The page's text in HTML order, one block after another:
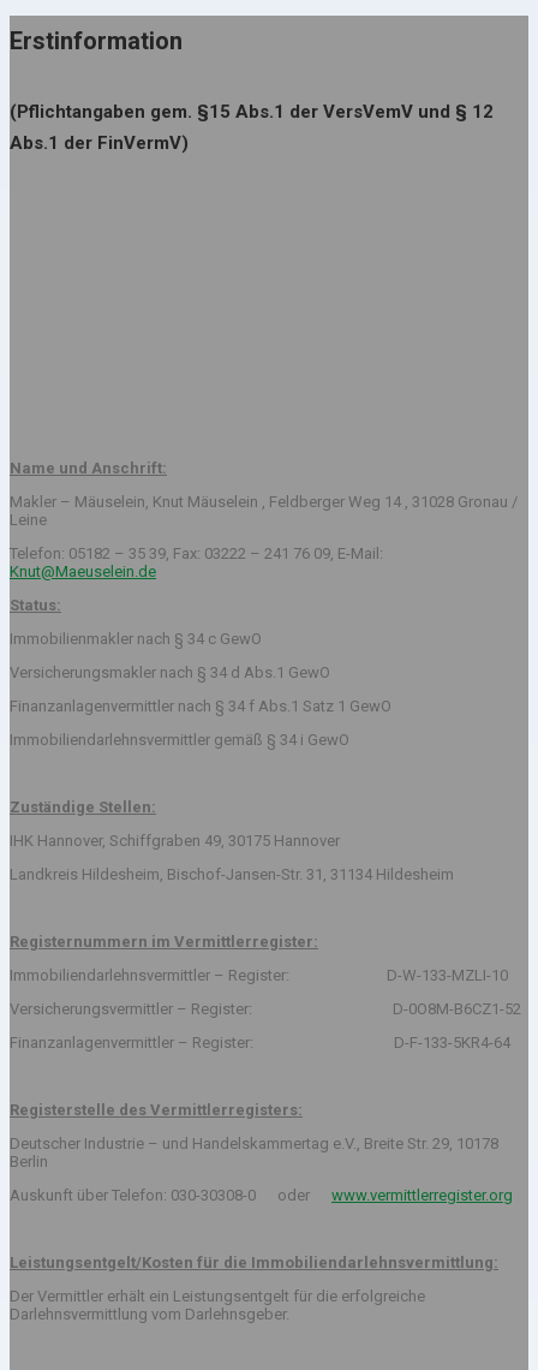
Erstinformation
(Pflichtangaben gem. §15 Abs.1 der VersVemV und § 12
Abs.1 der FinVermV)
Name und Anschrift:
Makler – Mäuselein, Knut Mäuselein , Feldberger Weg 14 , 31028 Gronau /
Leine
Telefon: 05182 – 35 39, Fax: 03222 – 241 76 09, E-Mail:
Knut@Maeuselein.de
Status:
Immobilienmakler nach § 34 c GewO
Versicherungsmakler nach § 34 d Abs.1 GewO
Finanzanlagenvermittler nach § 34 f Abs.1 Satz 1 GewO
Immobiliendarlehnsvermittler gemäß § 34 i GewO
Zuständige Stellen:
IHK Hannover, Schiffgraben 49, 30175 Hannover
Landkreis Hildesheim, Bischof-Jansen-Str. 31, 31134 Hildesheim
Registernummern im Vermittlerregister:
Immobiliendarlehnsvermittler – Register: D-W-133-MZLI-10
Versicherungsvermittler – Register: D-0O8M-B6CZ1-52
Finanzanlagenvermittler – Register: D-F-133-5KR4-64
Registerstelle des Vermittlerregisters:
Deutscher Industrie – und Handelskammertag e.V., Breite Str. 29, 10178
Berlin
Auskunft über Telefon: 030-30308-0 oder www.vermittlerregister.org
Leistungsentgelt/Kosten für die Immobiliendarlehnsvermittlung:
Der Vermittler erhält ein Leistungsentgelt für die erfolgreiche
Darlehnsvermittlung vom Darlehnsgeber.